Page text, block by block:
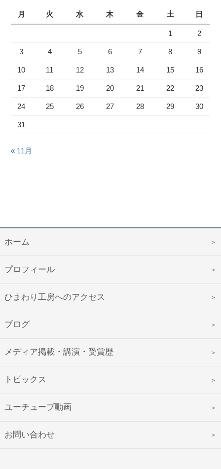
月 火 水 木 金 土 日
1 2
3 4 5 6 7 8 9
10 11 12 13 14 15 16
17 18 19 20 21 22 23
24 25 26 27 28 29 30
31
« 11月
ホーム
プロフィール
ひまわり工房へのアクセス
ブログ
メディア掲載・講演・受賞歴
トピックス
ユーチューブ動画
お問い合わせ